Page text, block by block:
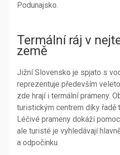
Podunajsko.
Termální ráj v
země
Jižní Slovensko je spjato s
reprezentuje především
zde hrají i termální prameny.
turistickým centrem díky řadě
Léčivé prameny dokáží
ale turisté je vyhledávají
a odpočinku.